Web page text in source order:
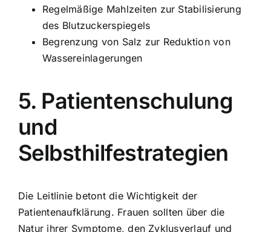
Regelmäßige Mahlzeiten zur Stabilisierung
des Blutzuckerspiegels
Begrenzung von Salz zur Reduktion von
Wassereinlagerungen
5. Patientenschulung
und
Selbsthilfestrategien
Die Leitlinie betont die Wichtigkeit der
Patientenaufklärung. Frauen sollten über die
Natur ihrer Symptome, den Zyklusverlauf und